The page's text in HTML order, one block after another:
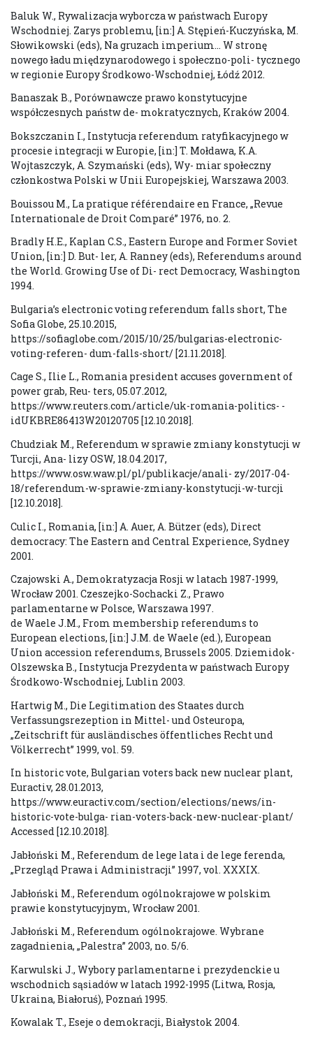
Baluk W., Rywalizacja wyborcza w państwach Europy
Wschodniej. Zarys problemu, [in:] A. Stępień-Kuczyńska, M.
Słowikowski (eds), Na gruzach imperium… W stronę
nowego ładu międzynarodowego i społeczno-poli- tycznego
w regionie Europy Środkowo-Wschodniej, Łódź 2012.
Banaszak B., Porównawcze prawo konstytucyjne
współczesnych państw de- mokratycznych, Kraków 2004.
Bokszczanin I., Instytucja referendum ratyfikacyjnego w
procesie integracji w Europie, [in:] T. Mołdawa, K.A.
Wojtaszczyk, A. Szymański (eds), Wy- miar społeczny
członkostwa Polski w Unii Europejskiej, Warszawa 2003.
Bouissou M., La pratique référendaire en France, „Revue
Internationale de Droit Comparé” 1976, no. 2.
Bradly H.E., Kaplan C.S., Eastern Europe and Former Soviet
Union, [in:] D. But- ler, A. Ranney (eds), Referendums around
the World. Growing Use of Di- rect Democracy, Washington
1994.
Bulgaria’s electronic voting referendum falls short, The
Sofia Globe, 25.10.2015,
https://sofiaglobe.com/2015/10/25/bulgarias-electronic-
voting-referen- dum-falls-short/ [21.11.2018].
Cage S., Ilie L., Romania president accuses government of
power grab, Reu- ters, 05.07.2012,
https://www.reuters.com/article/uk-romania-politics- -
idUKBRE86413W20120705 [12.10.2018].
Chudziak M., Referendum w sprawie zmiany konstytucji w
Turcji, Ana- lizy OSW, 18.04.2017,
https://www.osw.waw.pl/pl/publikacje/anali- zy/2017-04-
18/referendum-w-sprawie-zmiany-konstytucji-w-turcji
[12.10.2018].
Culic I., Romania, [in:] A. Auer, A. Bützer (eds), Direct
democracy: The Eastern and Central Experience, Sydney
2001.
Czajowski A., Demokratyzacja Rosji w latach 1987-1999,
Wrocław 2001. Czeszejko-Sochacki Z., Prawo
parlamentarne w Polsce, Warszawa 1997.
de Waele J.M., From membership referendums to
European elections, [in:] J.M. de Waele (ed.), European
Union accession referendums, Brussels 2005. Dziemidok-
Olszewska B., Instytucja Prezydenta w państwach Europy
Środkowo-Wschodniej, Lublin 2003.
Hartwig M., Die Legitimation des Staates durch
Verfassungsrezeption in Mittel- und Osteuropa,
„Zeitschrift für ausländisches öffentliches Recht und
Völkerrecht” 1999, vol. 59.
In historic vote, Bulgarian voters back new nuclear plant,
Euractiv, 28.01.2013,
https://www.euractiv.com/section/elections/news/in-
historic-vote-bulga- rian-voters-back-new-nuclear-plant/
Accessed [12.10.2018].
Jabłoński M., Referendum de lege lata i de lege ferenda,
„Przegląd Prawa i Administracji” 1997, vol. XXXIX.
Jabłoński M., Referendum ogólnokrajowe w polskim
prawie konstytucyjnym, Wrocław 2001.
Jabłoński M., Referendum ogólnokrajowe. Wybrane
zagadnienia, „Palestra” 2003, no. 5/6.
Karwulski J., Wybory parlamentarne i prezydenckie u
wschodnich sąsiadów w latach 1992-1995 (Litwa, Rosja,
Ukraina, Białoruś), Poznań 1995.
Kowalak T., Eseje o demokracji, Białystok 2004.